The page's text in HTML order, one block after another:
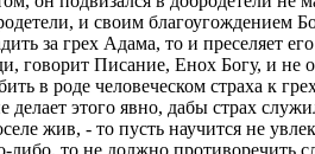
и своим благоугождением
за грех Адама, то и
Писание, Енох Богу, и не
в роде человеческом страха к
этого явно, дабы страх
жив, - то пусть научится не
то не должно противоречить